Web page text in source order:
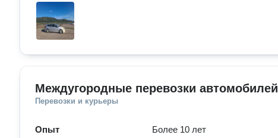
Междугородные перевозки автомобилей
Перевозки и курьеры
Опыт
Более 10 лет